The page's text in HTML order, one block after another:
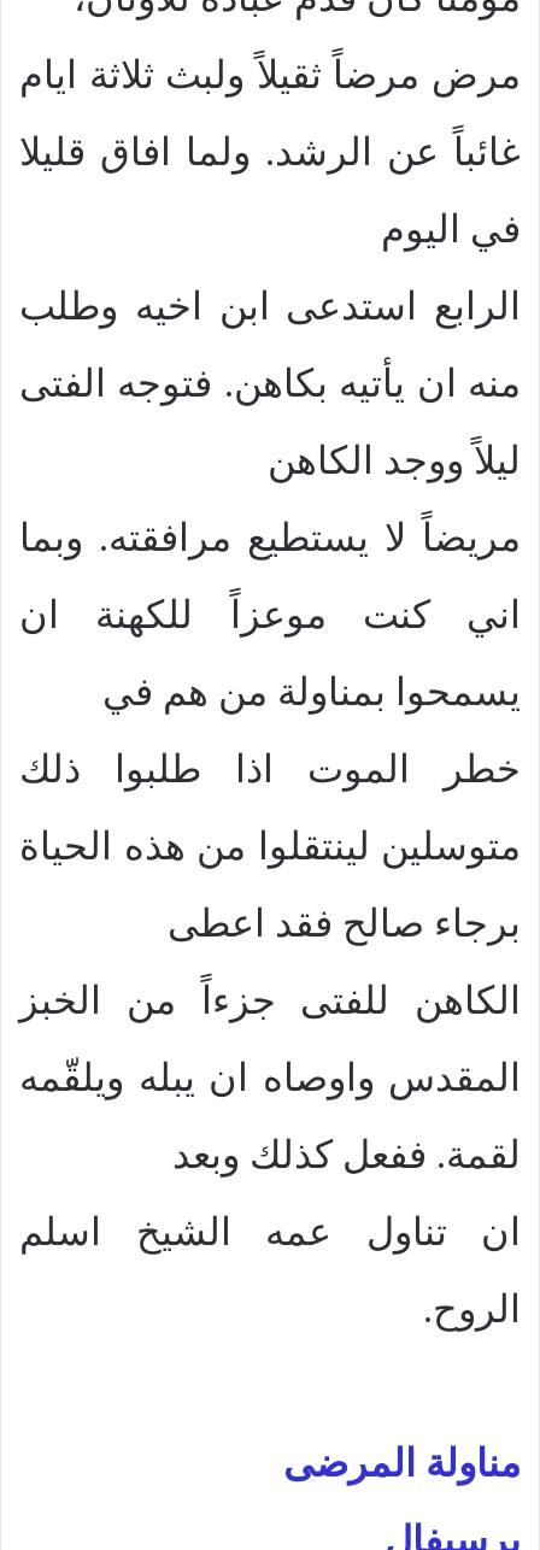
مرض مرضاً ثقيلاً ولبث ثلاثة ايام
غائباً عن الرشد. ولما افاق قليلا
في اليوم
الرابع استدعى ابن اخيه وطلب
منه ان يأتيه بكاهن. فتوجه الفتى
ليلاً ووجد الكاهن
مريضاً لا يستطيع مرافقته. وبما
اني كنت موعزاً للكهنة ان
يسمحوا بمناولة من هم في
خطر الموت اذا طلبوا ذلك
متوسلين لينتقلوا من هذه الحياة
برجاء صالح فقد اعطى
الكاهن للفتى جزءاً من الخبز
المقدس واوصاه ان يبله ويلقّمه
لقمة. ففعل كذلك وبعد
ان تناول عمه الشيخ اسلم
الروح.
مناولة المرضى
برسيفال